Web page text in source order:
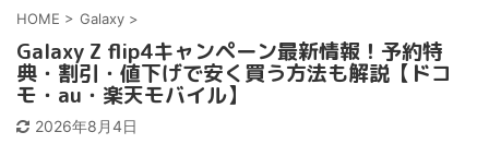
HOME > Galaxy >
Galaxy Z flip4キャンペーン最新情報！予約特
典・割引・値下げで安く買う方法も解説【ドコ
モ・au・楽天モバイル】
2026年8月4日